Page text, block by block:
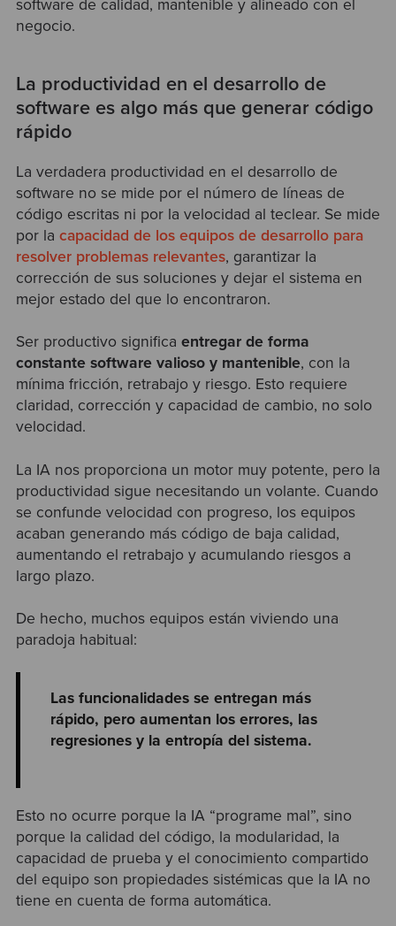
software de calidad, mantenible y alineado con el
negocio.
La productividad en el desarrollo de
software es algo más que generar código
rápido
La verdadera productividad en el desarrollo de
software no se mide por el número de líneas de
código escritas ni por la velocidad al teclear. Se mide
por la capacidad de los equipos de desarrollo para
resolver problemas relevantes, garantizar la
corrección de sus soluciones y dejar el sistema en
mejor estado del que lo encontraron.
Ser productivo significa entregar de forma
constante software valioso y mantenible, con la
mínima fricción, retrabajo y riesgo. Esto requiere
claridad, corrección y capacidad de cambio, no solo
velocidad.
La IA nos proporciona un motor muy potente, pero la
productividad sigue necesitando un volante. Cuando
se confunde velocidad con progreso, los equipos
acaban generando más código de baja calidad,
aumentando el retrabajo y acumulando riesgos a
largo plazo.
De hecho, muchos equipos están viviendo una
paradoja habitual:
Las funcionalidades se entregan más
rápido, pero aumentan los errores, las
regresiones y la entropía del sistema.
Esto no ocurre porque la IA “programe mal”, sino
porque la calidad del código, la modularidad, la
capacidad de prueba y el conocimiento compartido
del equipo son propiedades sistémicas que la IA no
tiene en cuenta de forma automática.